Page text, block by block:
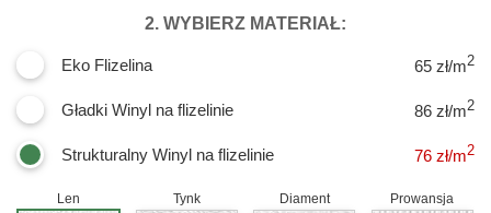
2. WYBIERZ MATERIAŁ:
Eko Flizelina 65 zł/m2
Gładki Winyl na flizelinie 86 zł/m2
Strukturalny Winyl na flizelinie 76 zł/m2
Len Tynk Diament Prowansja